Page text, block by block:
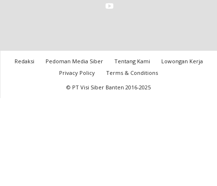
Redaksi Pedoman Media Siber Tentang Kami
Lowongan Kerja
Privacy Policy
Terms & Conditions
© PT Visi Siber Banten 2016-2025